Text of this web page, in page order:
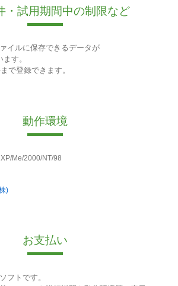
・試用期間中の制限など
イルに保存できるデータが
す。
で登録できます。
動作環境
Me/2000/NT/98
)
お支払い
フトです。